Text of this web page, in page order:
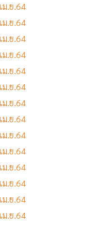
ม.ย.64
ม.ย.64
ม.ย.64
ม.ย.64
ม.ย.64
ม.ย.64
ม.ย.64
ม.ย.64
ม.ย.64
ม.ย.64
ม.ย.64
ม.ย.64
ม.ย.64
ม.ย.64